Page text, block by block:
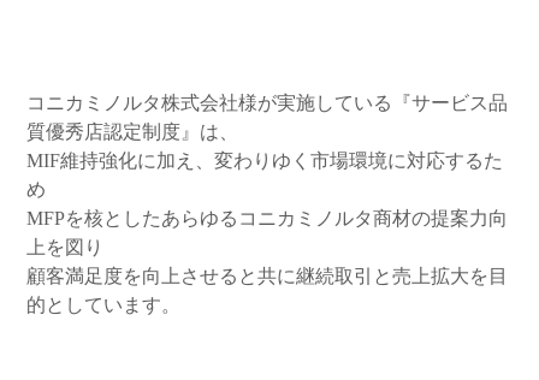
コニカミノルタ株式会社様が実施している『サービス品
質優秀店認定制度』は、
MIF維持強化に加え、変わりゆく市場環境に対応するた
め
MFPを核としたあらゆるコニカミノルタ商材の提案力向
上を図り
顧客満足度を向上させると共に継続取引と売上拡大を目
的としています。